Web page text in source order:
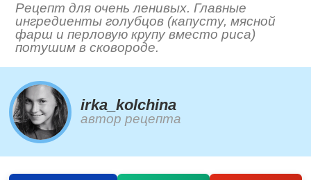
Рецепт для очень ленивых. Главные
ингредиенты голубцов (капусту, мясной
фарш и перловую крупу вместо риса)
потушим в сковороде.
irka_kolchina
автор рецепта